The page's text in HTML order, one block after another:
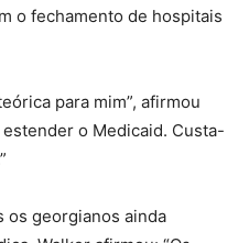
o fechamento de hospitais
para mim”, afirmou
o Medicaid. Custa-
os georgianos ainda